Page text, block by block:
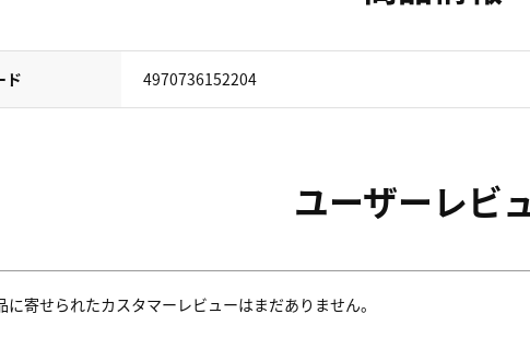
ド 4970736152204
ユーザーレビ
に寄せられたカスタマーレビューはまだありません。